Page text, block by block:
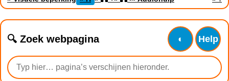
🔍 Zoek webpagina ◐ Help